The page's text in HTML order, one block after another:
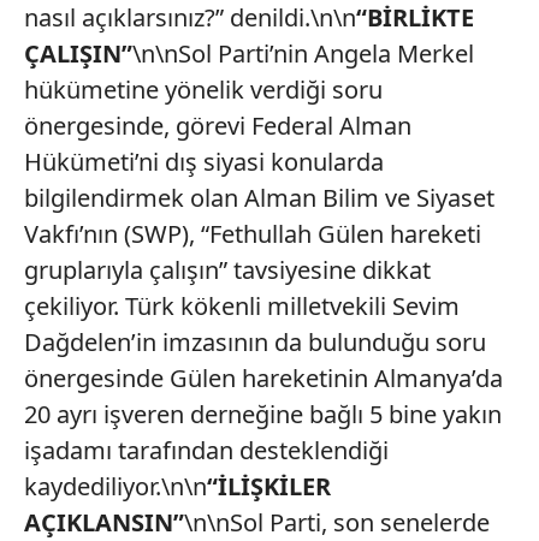
nasıl açıklarsınız?” denildi.\n\n“BİRLİKTE
ÇALIŞIN”\n\nSol Parti’nin Angela Merkel
hükümetine yönelik verdiği soru
önergesinde, görevi Federal Alman
Hükümeti’ni dış siyasi konularda
bilgilendirmek olan Alman Bilim ve Siyaset
Vakfı’nın (SWP), “Fethullah Gülen hareketi
gruplarıyla çalışın” tavsiyesine dikkat
çekiliyor. Türk kökenli milletvekili Sevim
Dağdelen’in imzasının da bulunduğu soru
önergesinde Gülen hareketinin Almanya’da
20 ayrı işveren derneğine bağlı 5 bine yakın
işadamı tarafından desteklendiği
kaydediliyor.\n\n“İLİŞKİLER
AÇIKLANSIN”\n\nSol Parti, son senelerde